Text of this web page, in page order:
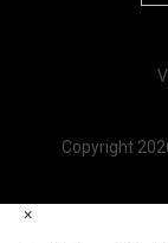
Copyright
×